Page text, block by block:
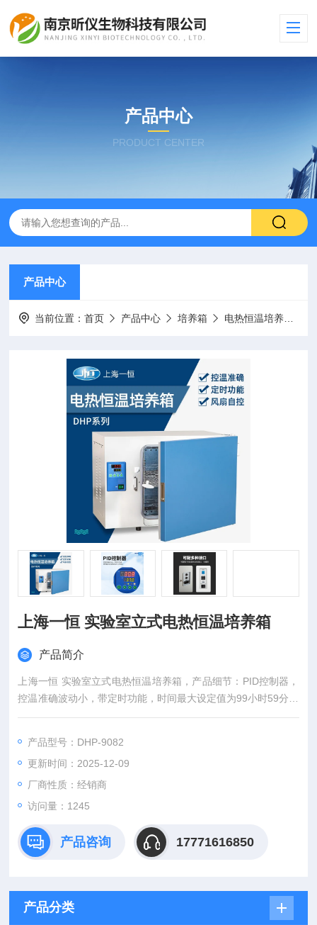
产品中心
PRODUCT CENTER
产品中心
当前位置：首页 产品中心 培养箱 电热恒温培养箱
上海一恒 实验室立式电热恒温培养箱
产品简介
上海一恒 实验室立式电热恒温培养箱，产品细节：PID控制器，
控温准确波动小，带定时功能，时间最大设定值为99小时59分；
自然对流循环，强制对流的风道系统能提高温度响应速度，改善
产品型号：DHP-9082
更新时间：2025-12-09
厂商性质：经销商
访问量：1245
产品咨询 17771616850
产品分类